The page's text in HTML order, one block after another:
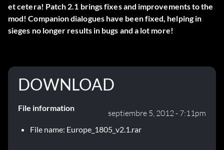
et cetera! Patch 2.1 brings fixes and improvements to the
mod! Companion dialogues have been fixed, helping in
sieges no longer results in bugs and a lot more!
DOWNLOAD
File information
septiembre 5, 2012 - 7:11pm
File name: Europe_1805_v2.1.rar